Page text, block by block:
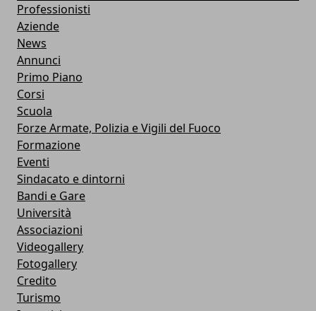
Professionisti
Aziende
News
Annunci
Primo Piano
Corsi
Scuola
Forze Armate, Polizia e Vigili del Fuoco
Formazione
Eventi
Sindacato e dintorni
Bandi e Gare
Università
Associazioni
Videogallery
Fotogallery
Credito
Turismo